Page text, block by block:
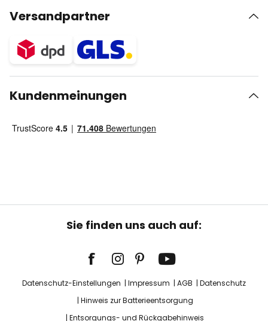
Versandpartner
Kundenmeinungen
Sie finden uns auch auf:
Datenschutz-Einstellungen Impressum AGB
Datenschutz
Hinweis zur Batterieentsorgung
Entsorgungs- und Rückgabehinweis